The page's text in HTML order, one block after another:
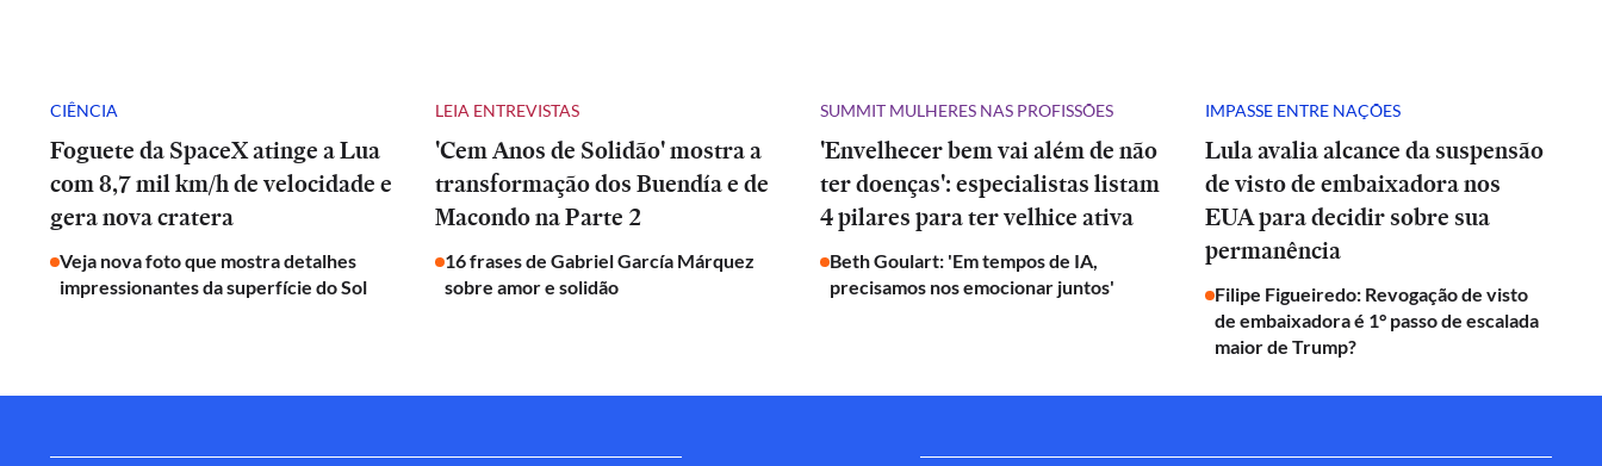
CIÊNCIA
Foguete da SpaceX atinge a Lua
com 8,7 mil km/h de velocidade e
gera nova cratera
Veja nova foto que mostra detalhes
impressionantes da superfície do Sol
LEIA ENTREVISTAS
'Cem Anos de Solidão' mostra a
transformação dos Buendía e de
Macondo na Parte 2
16 frases de Gabriel García Márquez
sobre amor e solidão
SUMMIT MULHERES NAS PROFISSÕES
'Envelhecer bem vai além de não
ter doenças': especialistas listam
4 pilares para ter velhice ativa
Beth Goulart: 'Em tempos de IA,
precisamos nos emocionar juntos'
IMPASSE ENTRE NAÇÕES
Lula avalia alcance da suspensão
de visto de embaixadora nos
EUA para decidir sobre sua
permanência
Filipe Figueiredo: Revogação de visto
de embaixadora é 1° passo de escalada
maior de Trump?